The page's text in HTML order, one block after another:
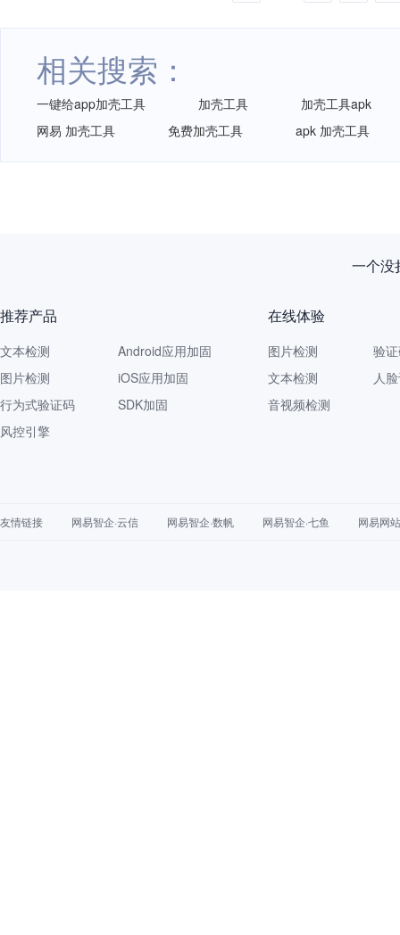
相关搜索：
一键给app加壳工具 加壳工具
加壳工具apk
网易 加壳工具
免费加壳工具 apk 加壳工具
一个没
推荐产品
文本检测
图片检测
行为式验证码
风控引擎
Android应用加固
iOS应用加固
SDK加固
在线体验
图片检测
文本检测
音视频检测
验
人
友情链接 网易智企·云信 网易智企·数帆 网易智企·七鱼 网易网